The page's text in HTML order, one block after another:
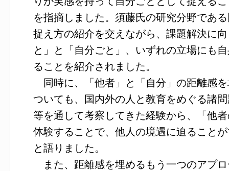
を指摘しました。須藤氏の研究分野であ
捉え方の紹介を交えながら、課題解決に
と」と「自分ごと」、いずれの立場にも
ることを紹介されました。
同時に、「他者」と「自分」の距離感
ついても、国内外の人と教育をめぐる諸
等を通して考察してきた経験から、「他
体験することで、他人の境遇に迫ること
と語りました。
また、距離感を埋めるもう一つのアプ